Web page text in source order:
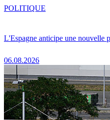
L'Espagne anticipe une nouvelle
06.08.2026
POLITIQUE